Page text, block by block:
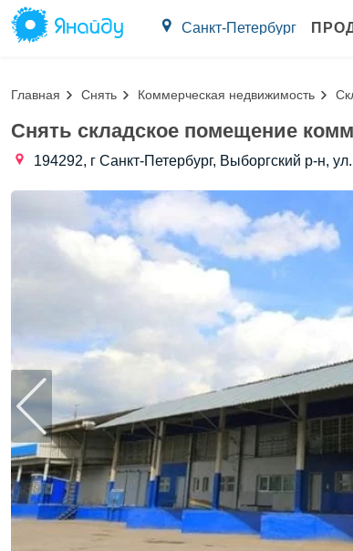
Санкт-Петербург
Главная Снять Коммерческая недвижимость
Снять складское помещение
194292, г Санкт-Петербург, Выборгский р-н,